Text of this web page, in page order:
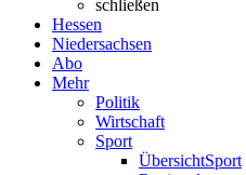
schließen
Hessen
Niedersachsen
Abo
Mehr
Politik
Wirtschaft
Sport
ÜbersichtSport